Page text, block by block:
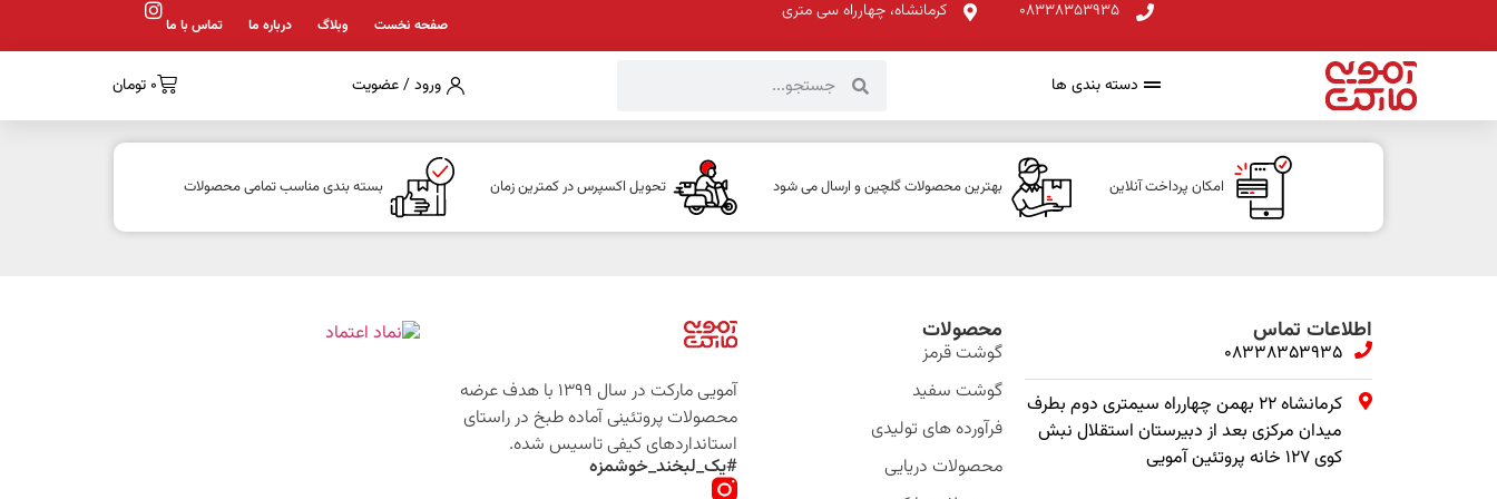
08338353935 کرمانشاه، چهارراه سی متری
صفحه نخست وبلاگ درباره ما تماس با ما
دسته بندی ها ورود / عضویت 0 تومان
امکان پرداخت آنلاین بهترین محصولات گلچین و ارسال می شود تحویل اکسپرس در کمترین زمان بسته بندی مناسب تمامی محصولات
اطلاعات تماس
08338353935
کرمانشاه ۲۲ بهمن چهارراه سیمتری دوم بطرف
میدان مرکزی بعد از دبیرستان استقلال نبش
کوی ۱۲۷ خانه پروتئین آمویی
محصولات
گوشت قرمز
گوشت سفید
فرآورده های تولیدی
محصولات دریایی
آمویی مارکت در سال 1399 با هدف عرضه
محصولات پروتئینی آماده طبخ در راستای
استانداردهای کیفی تاسیس شده.
#یک_لبخند_خوشمزه